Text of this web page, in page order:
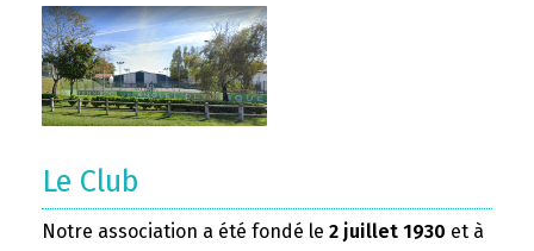
Le Club
Notre association a été fondé le 2 juillet 1930 et à